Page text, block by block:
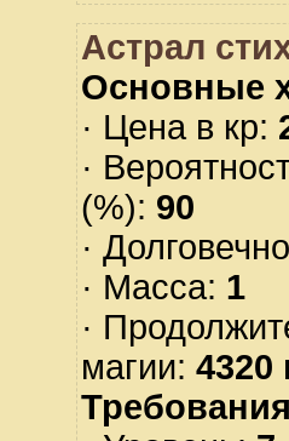
Астрал
Основные
· Цена в кр:
·
(%): 90
·
· Масса: 1
·
магии: 4320